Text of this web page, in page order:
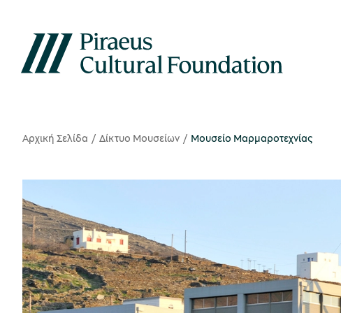
Αρχική Σελίδα Δίκτυο Μουσείων Μουσείο Μαρμαροτεχνίας